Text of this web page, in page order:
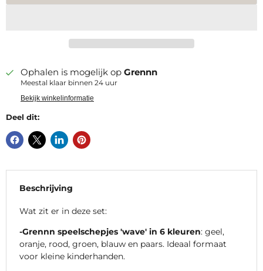
Ophalen is mogelijk op Grennn
Meestal klaar binnen 24 uur
Bekijk winkelinformatie
Deel dit:
Beschrijving
Wat zit er in deze set:
-Grennn speelschepjes 'wave' in 6 kleuren: geel,
oranje, rood, groen, blauw en paars. Ideaal formaat
voor kleine kinderhanden.